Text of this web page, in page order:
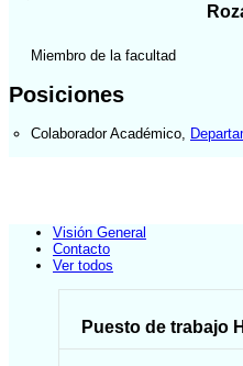
Miembro de la facultad
Posiciones
Colaborador Académico
Visión General
Contacto
Ver todos
Puesto de trabajo